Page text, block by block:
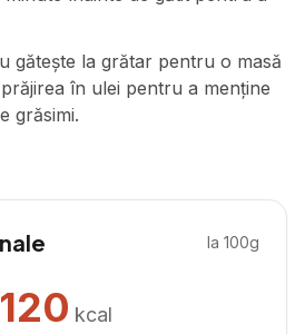
gătește la grătar pentru o masă
în ulei pentru a menține
grăsimi.
la 100g
120 kcal